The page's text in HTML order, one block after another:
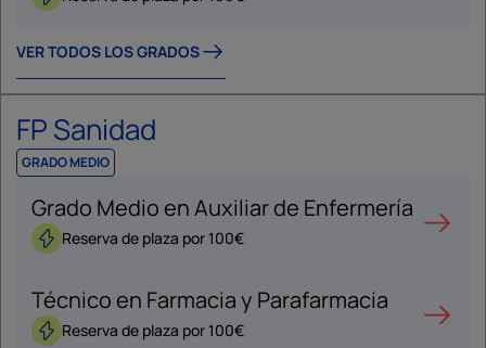
VER TODOS LOS GRADOS
FP Sanidad
GRADO MEDIO
Grado Medio en Auxiliar de Enfermería
Reserva de plaza por 100€
Técnico en Farmacia y Parafarmacia
Reserva de plaza por 100€